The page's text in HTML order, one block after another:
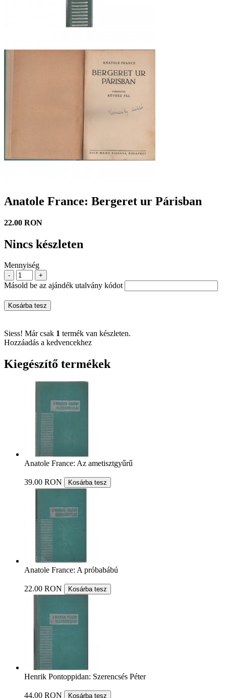
Anatole France: Bergeret ur Párisban
22.00 RON
Nincs készleten
Mennyiség
- +
Másold be az ajándék utalvány kódot
Kosárba tesz
Siess! Már csak 1 termék van készleten.
Hozzáadás a kedvencekhez
Kiegészítő termékek
Anatole France: Az ametisztgyűrű
39.00 RON Kosárba tesz
Anatole France: A próbabábú
22.00 RON Kosárba tesz
Henrik Pontoppidan: Szerencsés Péter
44.00 RON Kosárba tesz